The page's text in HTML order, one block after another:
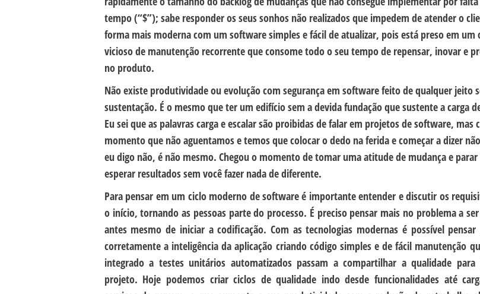
tempo (“$”); sabe responder os seus sonhos não realizados que impedem de atender o
forma mais moderna com um software simples e fácil de atualizar, pois está preso em um
vicioso de manutenção recorrente que consome todo o seu tempo de repensar, inovar e
no produto.
Não existe produtividade ou evolução com segurança em software feito de qualquer jeito
sustentação. É o mesmo que ter um edifício sem a devida fundação que sustente a carga
Eu sei que as palavras carga e escalar são proibidas de falar em projetos de software, mas
momento que não aguentamos e temos que colocar o dedo na ferida e começar a dizer
eu digo não, é não mesmo. Chegou o momento de tomar uma atitude de mudança e parar
esperar resultados sem você fazer nada de diferente.
Para pensar em um ciclo moderno de software é importante entender e discutir os
o início, tornando as pessoas parte do processo. É preciso pensar mais no problema a
antes mesmo de iniciar a codificação. Com as tecnologias modernas é possível pensar
corretamente a inteligência da aplicação criando código simples e de fácil manutenção
integrado a testes unitários automatizados passam a compartilhar a qualidade
projeto. Hoje podemos criar ciclos de qualidade indo desde funcionalidades até